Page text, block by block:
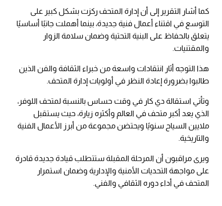
كما أشار التقرير إلى أن إدارة المتحف ركزت بشكل كبير على
التوسع في اقتناء أعمال فنية جديدة، بينما أهملت جانبًا أساسيًا
يتعلق بالحفاظ على البنية التحتية وضمان سلامة الزوار
والمقتنيات.
هذا التوجه أثار انتقادات واسعة من خبراء الثقافة والفن الذين
طالبوا بضرورة إعادة النظر في أولويات إدارة المتحف.
وتأتي استقالة دي كار في وقت حساس بالنسبة لمتحف اللوفر،
الذي يعد أكبر متحف في العالم وأكثره زيارة، حيث يستقبل
ملايين السياح سنويًا ويحتضن مجموعة من أبرز الأعمال الفنية
والتاريخية.
ويرى مراقبون أن المرحلة المقبلة ستتطلب قيادة جديدة قادرة
على مواجهة التحديات الأمنية والإدارية وضمان استمرار
المتحف في أداء دوره الثقافي والفني.